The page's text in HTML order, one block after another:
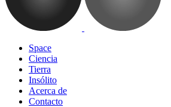
Space
Ciencia
Tierra
Insólito
Acerca de
Contacto